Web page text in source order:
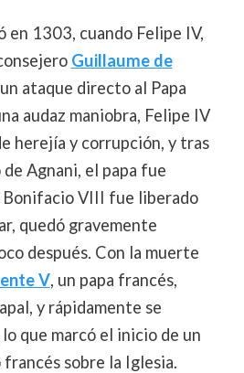
en 1303, cuando Felipe IV,
Guillaume de
ataque directo al Papa
audaz maniobra, Felipe IV
herejía y corrupción, y tras
Agnani, el papa fue
Bonifacio VIII fue liberado
quedó gravemente
después. Con la muerte
V, un papa francés,
y rápidamente se
que marcó el inicio de un
sobre la Iglesia.